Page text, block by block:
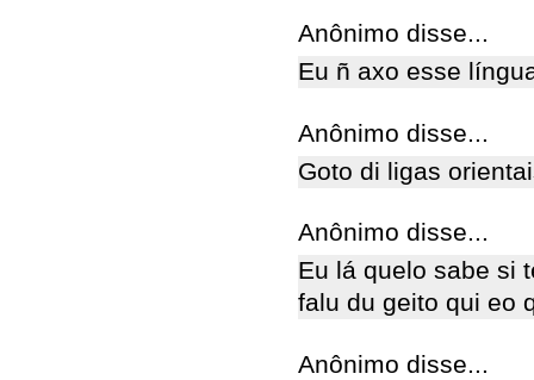
Anônimo disse...
Eu ñ axo esse
Anônimo disse...
Goto di ligas
Anônimo disse...
Eu lá quelo sabe si
falu du geito qui eo
Anônimo disse...